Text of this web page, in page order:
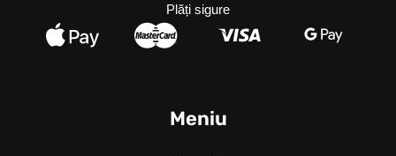
Meniu
Plăți sigure